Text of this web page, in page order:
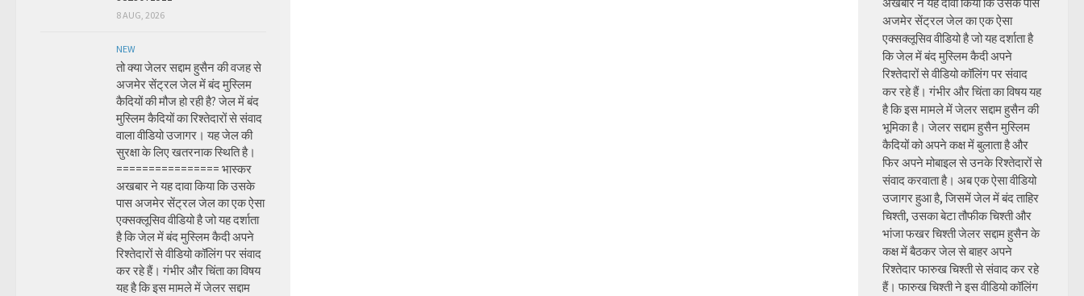
8 AUG, 2026
NEW
तो क्या जेलर सद्दाम हुसैन की वजह से
अजमेर सेंट्रल जेल में बंद मुस्लिम
कैदियों की मौज हो रही है? जेल में बंद
मुस्लिम कैदियों का रिश्तेदारों से संवाद
वाला वीडियो उजागर। यह जेल की
सुरक्षा के लिए खतरनाक स्थिति है।
================ भास्कर
अखबार ने यह दावा किया कि उसके
पास अजमेर सेंट्रल जेल का एक ऐसा
एक्सक्लूसिव वीडियो है जो यह दर्शाता
है कि जेल में बंद मुस्लिम कैदी अपने
रिश्तेदारों से वीडियो कॉलिंग पर संवाद
कर रहे हैं। गंभीर और चिंता का विषय
यह है कि इस मामले में जेलर सद्दाम
अजमेर सेंट्रल जेल का एक ऐसा
एक्सक्लूसिव वीडियो है जो यह दर्शाता है
कि जेल में बंद मुस्लिम कैदी अपने
रिश्तेदारों से वीडियो कॉलिंग पर संवाद
कर रहे हैं। गंभीर और चिंता का विषय यह
है कि इस मामले में जेलर सद्दाम हुसैन की
भूमिका है। जेलर सद्दाम हुसैन मुस्लिम
कैदियों को अपने कक्ष में बुलाता है और
फिर अपने मोबाइल से उनके रिश्तेदारों से
संवाद करवाता है। अब एक ऐसा वीडियो
उजागर हुआ है, जिसमें जेल में बंद ताहिर
चिश्ती, उसका बेटा तौफीक चिश्ती और
भांजा फखर चिश्ती जेलर सद्दाम हुसैन के
कक्ष में बैठकर जेल से बाहर अपने
रिश्तेदार फारुख चिश्ती से संवाद कर रहे
हैं। फारुख चिश्ती ने इस वीडियो कॉलिंग